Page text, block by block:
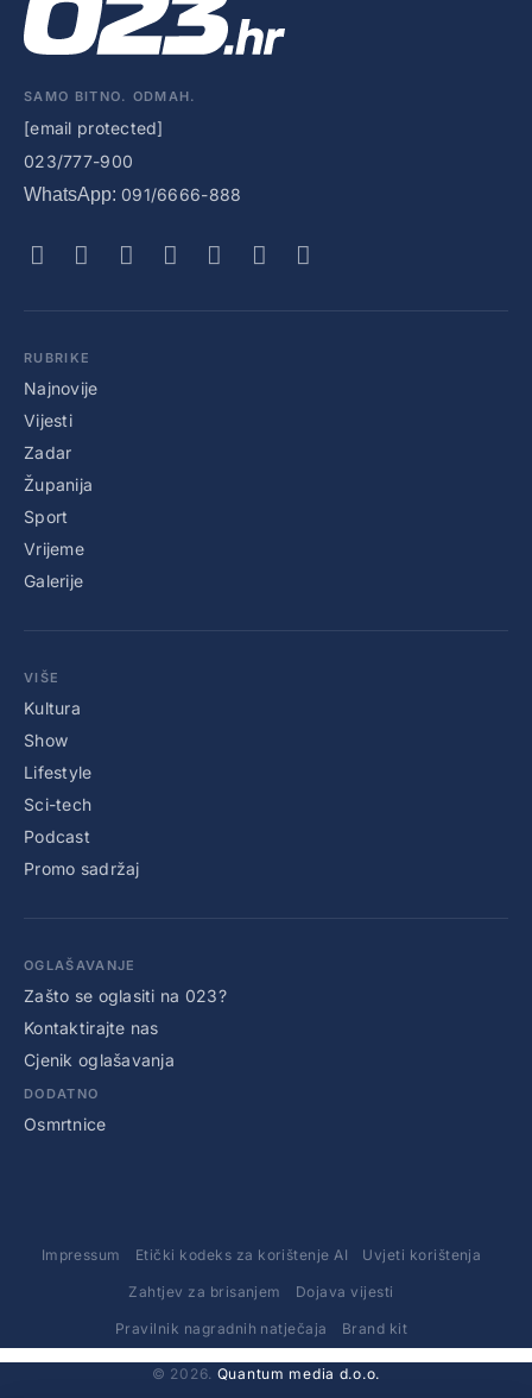
SAMO BITNO. ODMAH.
[email protected]
023/777-900
WhatsApp: 091/6666-888
RUBRIKE
Najnovije
Vijesti
Zadar
Županija
Sport
Vrijeme
Galerije
VIŠE
Kultura
Show
Lifestyle
Sci-tech
Podcast
Promo sadržaj
OGLAŠAVANJE
Zašto se oglasiti na 023?
Kontaktirajte nas
Cjenik oglašavanja
DODATNO
Osmrtnice
Impressum Etički kodeks za korištenje AI Uvjeti korištenja
Zahtjev za brisanjem Dojava vijesti
Pravilnik nagradnih natječaja Brand kit
© 2026. Quantum media d.o.o.